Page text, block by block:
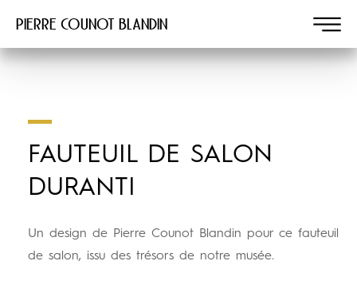
Pierre COUNOT BLANDIN
FAUTEUIL DE SALON
DURANTI
Un design de Pierre Counot Blandin pour ce fauteuil
de salon, issu des trésors de notre musée.